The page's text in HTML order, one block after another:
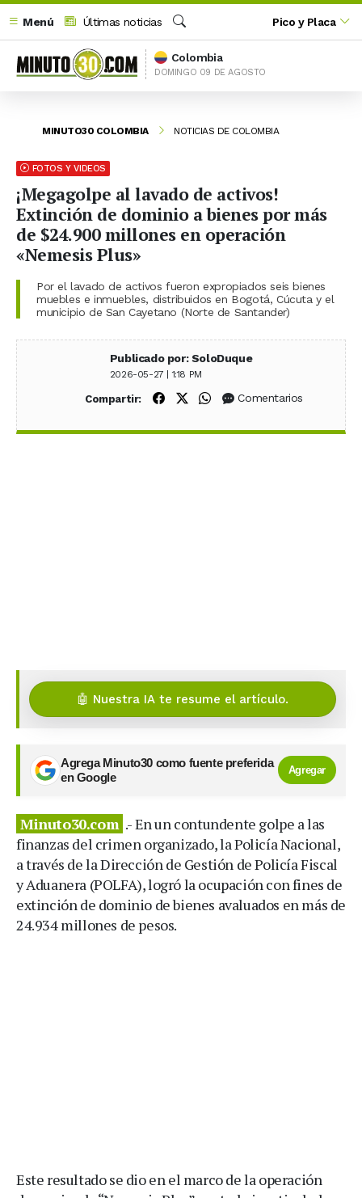
Menú
Últimas noticias
Buscar
Pico y Placa
Colombia
DOMINGO 09 DE AGOSTO
MINUTO30 COLOMBIA NOTICIAS DE COLOMBIA
FOTOS Y VIDEOS
¡Megagolpe al lavado de activos!
Extinción de dominio a bienes por más
de $24.900 millones en operación
«Nemesis Plus»
Por el lavado de activos fueron expropiados seis bienes
muebles e inmuebles, distribuidos en Bogotá, Cúcuta y el
municipio de San Cayetano (Norte de Santander)
Publicado por: SoloDuque
2026-05-27 | 1:18 PM
Compartir: Compartir en Facebook
Compartir en X (Twitter)
Compartir en WhatsApp
Comentarios
🤖 Nuestra IA te resume el artículo.
Agrega Minuto30 como fuente preferida
en Google
Agregar
Minuto30.com .- En un contundente golpe a las
finanzas del crimen organizado, la Policía Nacional,
a través de la Dirección de Gestión de Policía Fiscal
y Aduanera (POLFA), logró la ocupación con fines de
extinción de dominio de bienes avaluados en más de
24.934 millones de pesos.
Este resultado se dio en el marco de la operación